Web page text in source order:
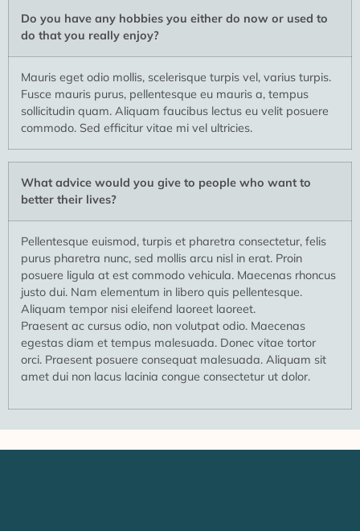
Do you have any hobbies you either do now or used to
do that you really enjoy?
Mauris eget odio mollis, scelerisque turpis vel, varius turpis.
Fusce mauris purus, pellentesque eu mauris a, tempus
sollicitudin quam. Aliquam faucibus lectus eu velit posuere
commodo. Sed efficitur vitae mi vel ultricies.
What advice would you give to people who want to
better their lives?
Pellentesque euismod, turpis et pharetra consectetur, felis
purus pharetra nunc, sed mollis arcu nisl in erat. Proin
posuere ligula at est commodo vehicula. Maecenas rhoncus
justo dui. Nam elementum in libero quis pellentesque.
Aliquam tempor nisi eleifend laoreet laoreet.
Praesent ac cursus odio, non volutpat odio. Maecenas
egestas diam et tempus malesuada. Donec vitae tortor
orci. Praesent posuere consequat malesuada. Aliquam sit
amet dui non lacus lacinia congue consectetur ut dolor.